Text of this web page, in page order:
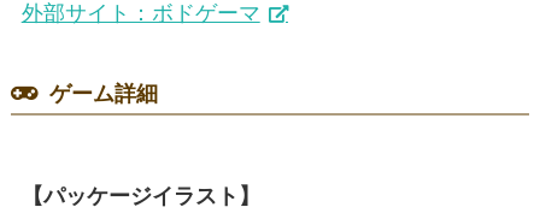
外部サイト：ボドゲーマ
ゲーム詳細
【パッケージイラスト】